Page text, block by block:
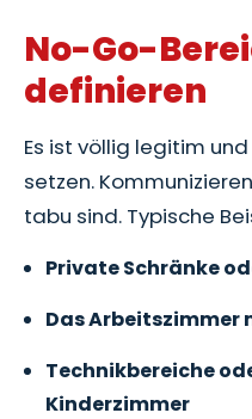
No-Go-
definieren
Es ist völlig legitim
setzen.
tabu sind. Typische
Private Schränke
Das Arbeitszimmer
Technikbereiche
Kinderzimmer